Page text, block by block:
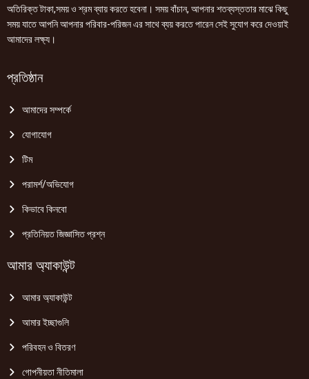
অতিরিক্ত টাকা,সময় ও শ্রম ব্যায় করতে হবেনা। সময় বাঁচান, আপনার শতব্যস্ততার মাঝে কিছু
সময় যাতে আপনি আপনার পরিবার-পরিজন এর সাথে ব্যয় করতে পারেন সেই সুযোগ করে দেওয়াই
আমাদের লক্ষ্য।
প্রতিষ্ঠান
আমাদের সম্পর্কে
যোগাযোগ
টিম
পরামর্শ/অভিযোগ
কিভাবে কিনবো
প্রতিনিয়ত জিজ্ঞাসিত প্রশ্ন
আমার অ্যাকাউন্ট
আমার অ্যাকাউন্ট
আমার ইচ্ছাগুলি
পরিবহন ও বিতরণ
গোপনীয়তা নীতিমালা